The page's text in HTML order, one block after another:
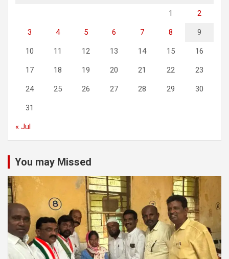
1 2
3 4 5 6 7 8 9
10 11 12 13 14 15 16
17 18 19 20 21 22 23
24 25 26 27 28 29 30
31
« Jul
You may Missed